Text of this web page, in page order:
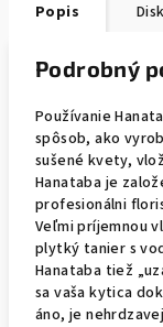
Popis
Podrobný
Používanie
spôsob, ako
sušené kvety,
Hanataba je
profesionálni
Veľmi príjemnou
plytký tanier s
Hanataba tiež
sa vaša kytica
áno, je